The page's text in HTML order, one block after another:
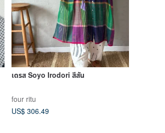
เดรส Soyo Irodori สีสัน
four ritu
US$ 306.49